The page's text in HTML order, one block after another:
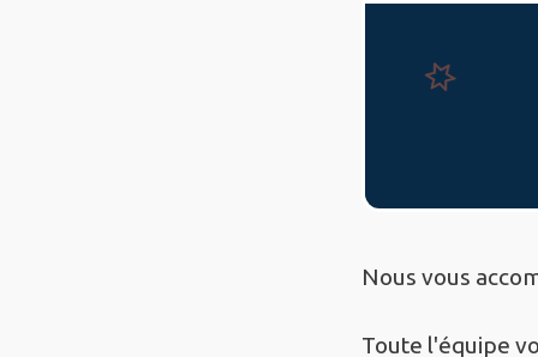
Nous vous
Toute l'équipe